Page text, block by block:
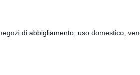
di abbigliamento, uso domestico,